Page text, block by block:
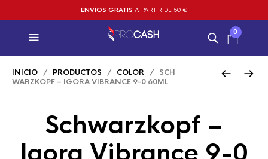
ENVÍOS GRATIS A PARTIR DE 50 €
0
INICIO / PRODUCTOS / COLOR / SCH
WARZKOPF – IGORA VIBRANCE 9-0 60ML
Schwarzkopf –